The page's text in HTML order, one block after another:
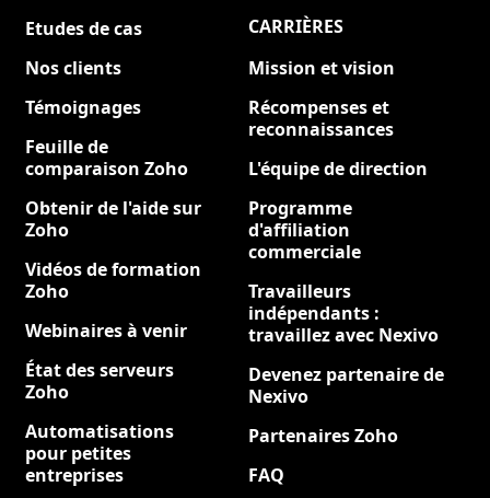
Etudes de cas
Nos clients
Témoignages
Feuille de
comparaison Zoho
Obtenir de l'aide sur
Zoho
Vidéos de formation
Zoho
Webinaires à venir
État des serveurs
Zoho
Automatisations
pour petites
entreprises
CARRIÈRES
Mission et vision
Récompenses et
reconnaissances
L'équipe de direction
Programme
d'affiliation
commerciale
Travailleurs
indépendants :
travaillez avec Nexivo
Devenez partenaire de
Nexivo
Partenaires Zoho
FAQ